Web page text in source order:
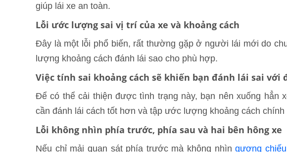
giúp lái xe an toàn.
Lỗi ước lượng sai vị trí của xe và khoảng cách
Đây là một lỗi phổ biến, rất thường gặp ở người lái mới do
lượng khoảng cách đánh lái sao cho phù hợp.
Việc tính sai khoảng cách sẽ khiến bạn đánh lái sai với
Để có thể cải thiện được tình trạng này, bạn nên xuống hẳn
cần đánh lái cách tốt hơn và tập ước lượng khoảng cách chính
Lỗi không nhìn phía trước, phía sau và hai bên hông xe
Nếu chỉ mải quan sát phía trước mà không nhìngương